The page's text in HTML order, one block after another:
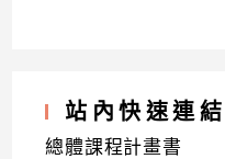
站內快速連結
總體課程計畫書